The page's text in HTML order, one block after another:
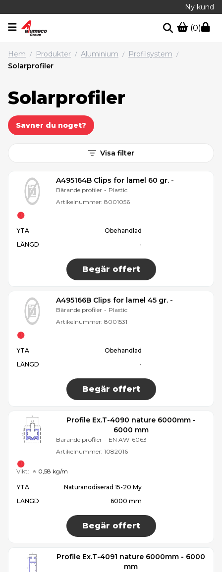
Ny kund
(0)
Hem / Produkter / Aluminium / Profilsystem /
Solarprofiler
Solarprofiler
Savner du noget?
Visa filter
A495164B Clips for lamel 60 gr. -
Bärande profiler - Plastic
Artikelnummer: 8001056
YTA
Obehandlad
LÄNGD
-
Begär offert
A495166B Clips for lamel 45 gr. -
Bärande profiler - Plastic
Artikelnummer: 8001531
YTA
Obehandlad
LÄNGD
-
Begär offert
Profile Ex.T-4090 nature 6000mm -
6000 mm
Bärande profiler - EN AW-6063
Artikelnummer: 1082016
YTA
Naturanodiserad 15-20 My
LÄNGD
6000 mm
Begär offert
Vikt: ≈ 0,58 kg/m
Profile Ex.T-4091 nature 6000mm - 6000
mm